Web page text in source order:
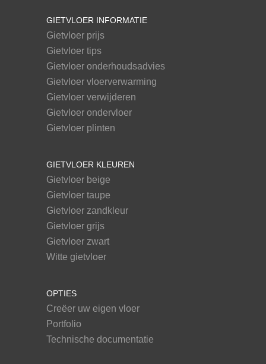
GIETVLOER INFORMATIE
Gietvloer prijs
Gietvloer tips
Gietvloer onderhoudsadvies
Gietvloer vloerverwarming
Gietvloer verwijderen
Gietvloer ondervloer
Gietvloer plinten
GIETVLOER KLEUREN
Gietvloer beige
Gietvloer taupe
Gietvloer zandkleur
Gietvloer grijs
Gietvloer zwart
Witte gietvloer
OPTIES
Creëer uw eigen vloer
Portfolio
Technische documentatie